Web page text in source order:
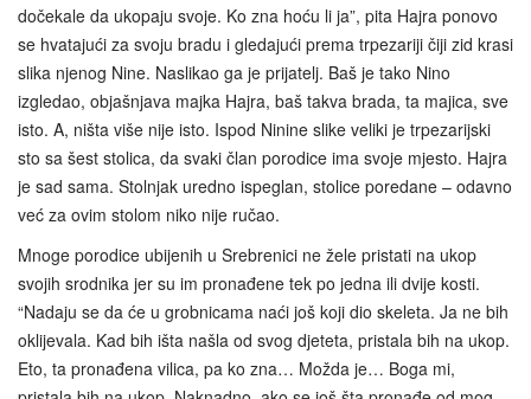
dočekale da ukopaju svoje. Ko zna hoću li ja”, pita Hajra ponovo
se hvatajući za svoju bradu i gledajući prema trpezariji čiji zid krasi
slika njenog Nine. Naslikao ga je prijatelj. Baš je tako Nino
izgledao, objašnjava majka Hajra, baš takva brada, ta majica, sve
isto. A, ništa više nije isto. Ispod Ninine slike veliki je trpezarijski
sto sa šest stolica, da svaki član porodice ima svoje mjesto. Hajra
je sad sama. Stolnjak uredno ispeglan, stolice poredane – odavno
već za ovim stolom niko nije ručao.
Mnoge porodice ubijenih u Srebrenici ne žele pristati na ukop
svojih srodnika jer su im pronađene tek po jedna ili dvije kosti.
“Nadaju se da će u grobnicama naći još koji dio skeleta. Ja ne bih
oklijevala. Kad bih išta našla od svog djeteta, pristala bih na ukop.
Eto, ta pronađena vilica, pa ko zna… Možda je… Boga mi,